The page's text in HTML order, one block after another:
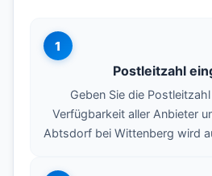
1
Postleitzahl
Geben Sie die
Verfügbarkeit aller Anbieter
Abtsdorf bei Wittenberg wird